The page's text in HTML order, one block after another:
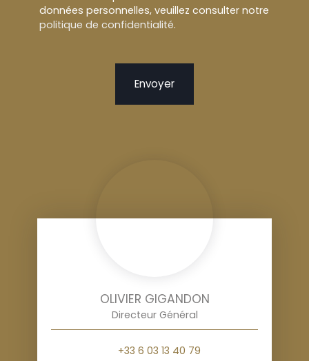
données personnelles, veuillez consulter notre
politique de confidentialité.
Envoyer
OLIVIER GIGANDON
Directeur Général
+33 6 03 13 40 79